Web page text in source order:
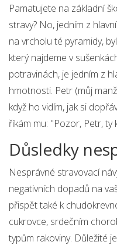
Pamatujete na základní
stravy? No, jedním z
na vrcholu té pyramidy,
který najdeme v
potravinách, je jedním z
hmotnosti. Petr (můj
když ho vidím, jak si
říkám mu: "Pozor, Petr, ty
Důsledky
Nesprávné stravovací
negativních dopadů na
přispět také k
cukrovce, srdečním
typům rakoviny. Důležité